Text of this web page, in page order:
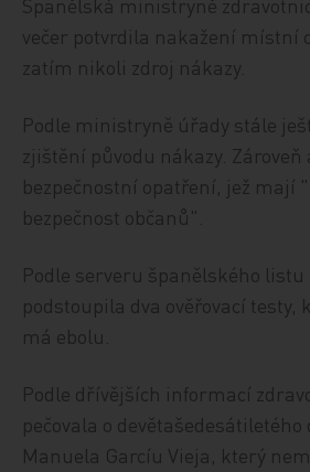
večer potvrdila nakažení místní
zatím nikoli zdroj nákazy.
Podle ministryně úřady stále
zjištění původu nákazy.
bezpečnostní opatření, jež mají
bezpečnost občanů".
Podle serveru španělského
podstoupila dva ověřovací testy,
má ebolu.
Podle dřívějších informací
pečovala o
Manuela Garcíu Vieja, který